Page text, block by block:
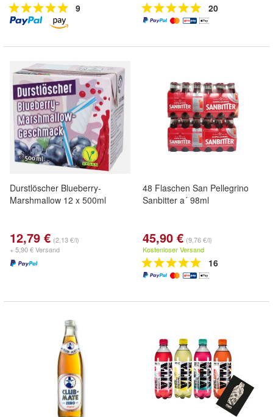
9 20
Durstlöscher Blueberry-
Marshmallow 12 x 500ml
12,79 € (2,13 €/l)
+ 5,90 € Versand
48 Flaschen San Pellegrino
Sanbitter a´ 98ml
45,90 € (9,76 €/l)
Kostenloser Versand
16